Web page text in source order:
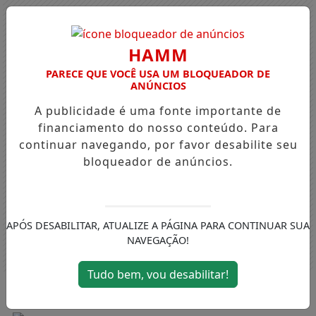
Entrar
HAMM
PARECE QUE VOCÊ USA UM BLOQUEADOR DE
ANÚNCIOS
A publicidade é uma fonte importante de
financiamento do nosso conteúdo. Para
continuar navegando, por favor desabilite seu
bloqueador de anúncios.
APÓS DESABILITAR, ATUALIZE A PÁGINA PARA CONTINUAR SUA
NAVEGAÇÃO!
Tudo bem, vou desabilitar!